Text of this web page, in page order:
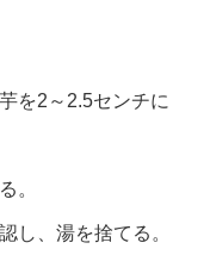
を2～2.5センチに
。
し、湯を捨てる。